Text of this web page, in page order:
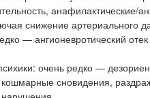
анафилактические/
снижение артериального
— ангионевротический
очень редко —
сновидения,